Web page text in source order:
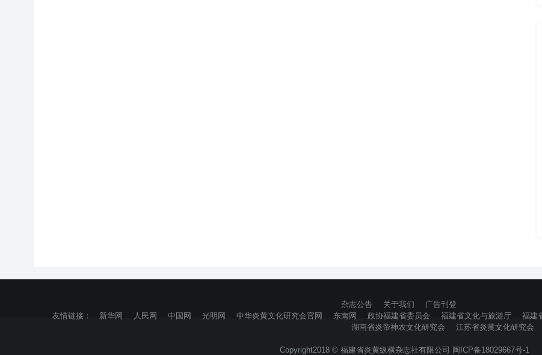
杂志公告 关于我们
广告刊登
友情链接：
新华网 人民网 中国网 光明网 中华炎黄文化研究会官网 东南网 政协福建省委员会 福建省文化与旅游厅 福建
湖南省炎帝神农文化研究会
江苏省炎黄文化研究会
Copyright2018 © 福建省炎黄纵横杂志社有限公司 闽ICP备18029667号-1